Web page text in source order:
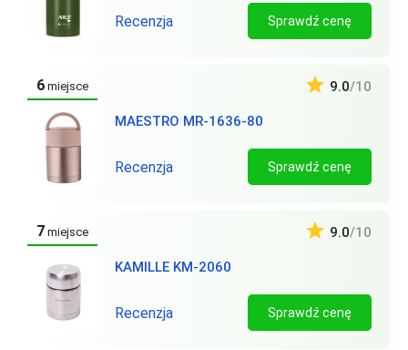
Recenzja Sprawdź cenę
6 miejsce
MAESTRO MR-1636-80
9.0/10
Recenzja Sprawdź cenę
7 miejsce
KAMILLE KM-2060
9.0/10
Recenzja Sprawdź cenę